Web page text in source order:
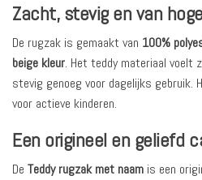
Zacht, stevig en van
De rugzak is gemaakt van 100%
beige kleur. Het teddy materiaal voelt
stevig genoeg voor dagelijks gebruik.
voor actieve kinderen.
Een origineel en geliefd
De Teddy rugzak met naam is een